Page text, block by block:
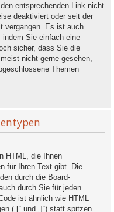
entsprechenden Link nicht
deaktiviert oder seit der
vergangen. Es ist auch
Sie einfach eine
sicher, dass Sie die
nicht gerne gesehen,
Themen
HTML, die Ihnen
für Ihren Text gibt. Die
durch die Board-
durch Sie für jeden
ist ähnlich wie HTML
(„[“ und „]“) statt spitzen